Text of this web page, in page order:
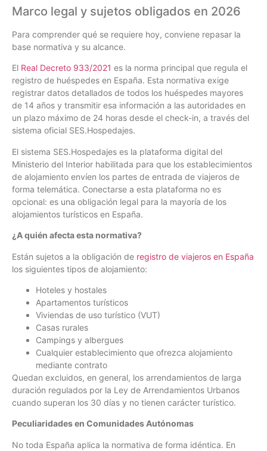
Marco legal y sujetos obligados en 2026
Para comprender qué se requiere hoy, conviene repasar la
base normativa y su alcance.
El Real Decreto 933/2021 es la norma principal que regula el
registro de huéspedes en España. Esta normativa exige
registrar datos detallados de todos los huéspedes mayores
de 14 años y transmitir esa información a las autoridades en
un plazo máximo de 24 horas desde el check-in, a través del
sistema oficial SES.Hospedajes.
El sistema SES.Hospedajes es la plataforma digital del
Ministerio del Interior habilitada para que los establecimientos
de alojamiento envíen los partes de entrada de viajeros de
forma telemática. Conectarse a esta plataforma no es
opcional: es una obligación legal para la mayoría de los
alojamientos turísticos en España.
¿A quién afecta esta normativa?
Están sujetos a la obligación de registro de viajeros en España
los siguientes tipos de alojamiento:
Hoteles y hostales
Apartamentos turísticos
Viviendas de uso turístico (VUT)
Casas rurales
Campings y albergues
Cualquier establecimiento que ofrezca alojamiento
mediante contrato
Quedan excluidos, en general, los arrendamientos de larga
duración regulados por la Ley de Arrendamientos Urbanos
cuando superan los 30 días y no tienen carácter turístico.
Peculiaridades en Comunidades Autónomas
No toda España aplica la normativa de forma idéntica. En